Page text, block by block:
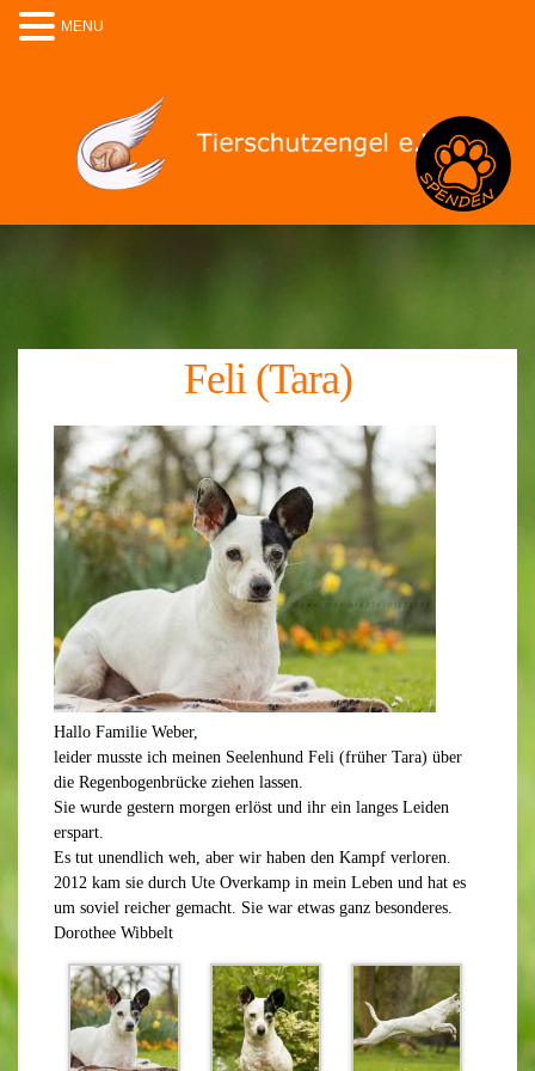
Feli (Tara)
Hallo Familie Weber,
leider musste ich meinen Seelenhund Feli (früher Tara) über
die Regenbogenbrücke ziehen lassen.
Sie wurde gestern morgen erlöst und ihr ein langes Leiden
erspart.
Es tut unendlich weh, aber wir haben den Kampf verloren.
2012 kam sie durch Ute Overkamp in mein Leben und hat es
um soviel reicher gemacht. Sie war etwas ganz besonderes.
Dorothee Wibbelt
MENU